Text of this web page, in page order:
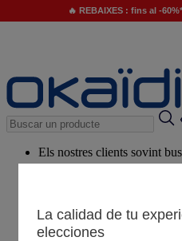
🔥 REBAIXES : fins al -
Els nostres clients sovint
El nostre consell
Productes suggerits
La calidad de tu
elecciones